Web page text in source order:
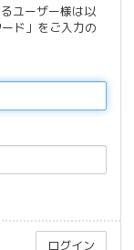
ユーザー様は以
ド」をご入力の